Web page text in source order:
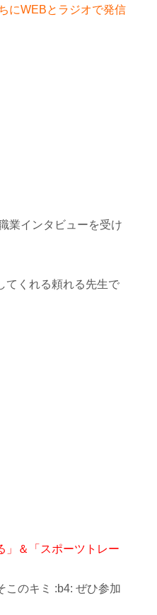
にWEBとラジオで発信
業インタビューを受け
てくれる頼れる先生で
＆
「スポーツトレー
このキミ :b4: ぜひ参加